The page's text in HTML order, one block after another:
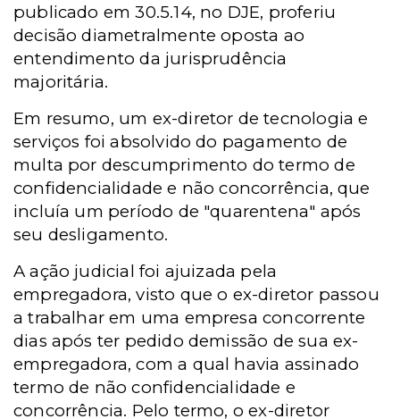
publicado em 30.5.14, no DJE, proferiu
decisão diametralmente oposta ao
entendimento da jurisprudência
majoritária.
Em resumo, um ex-diretor de tecnologia e
serviços foi absolvido do pagamento de
multa por descumprimento do termo de
confidencialidade e não concorrência, que
incluía um período de "quarentena" após
seu desligamento.
A ação judicial foi ajuizada pela
empregadora, visto que o ex-diretor passou
a trabalhar em uma empresa concorrente
dias após ter pedido demissão de sua ex-
empregadora, com a qual havia assinado
termo de não confidencialidade e
concorrência. Pelo termo, o ex-diretor